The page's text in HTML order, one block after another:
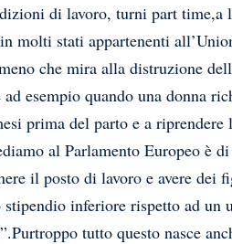
di lavoro, turni part time,a
molti stati appartenenti
che mira alla distruzione
esempio quando una donna
prima del parto e a riprendere
al Parlamento Europeo è
il posto di lavoro e avere dei
inferiore rispetto ad un
tutto questo nasce